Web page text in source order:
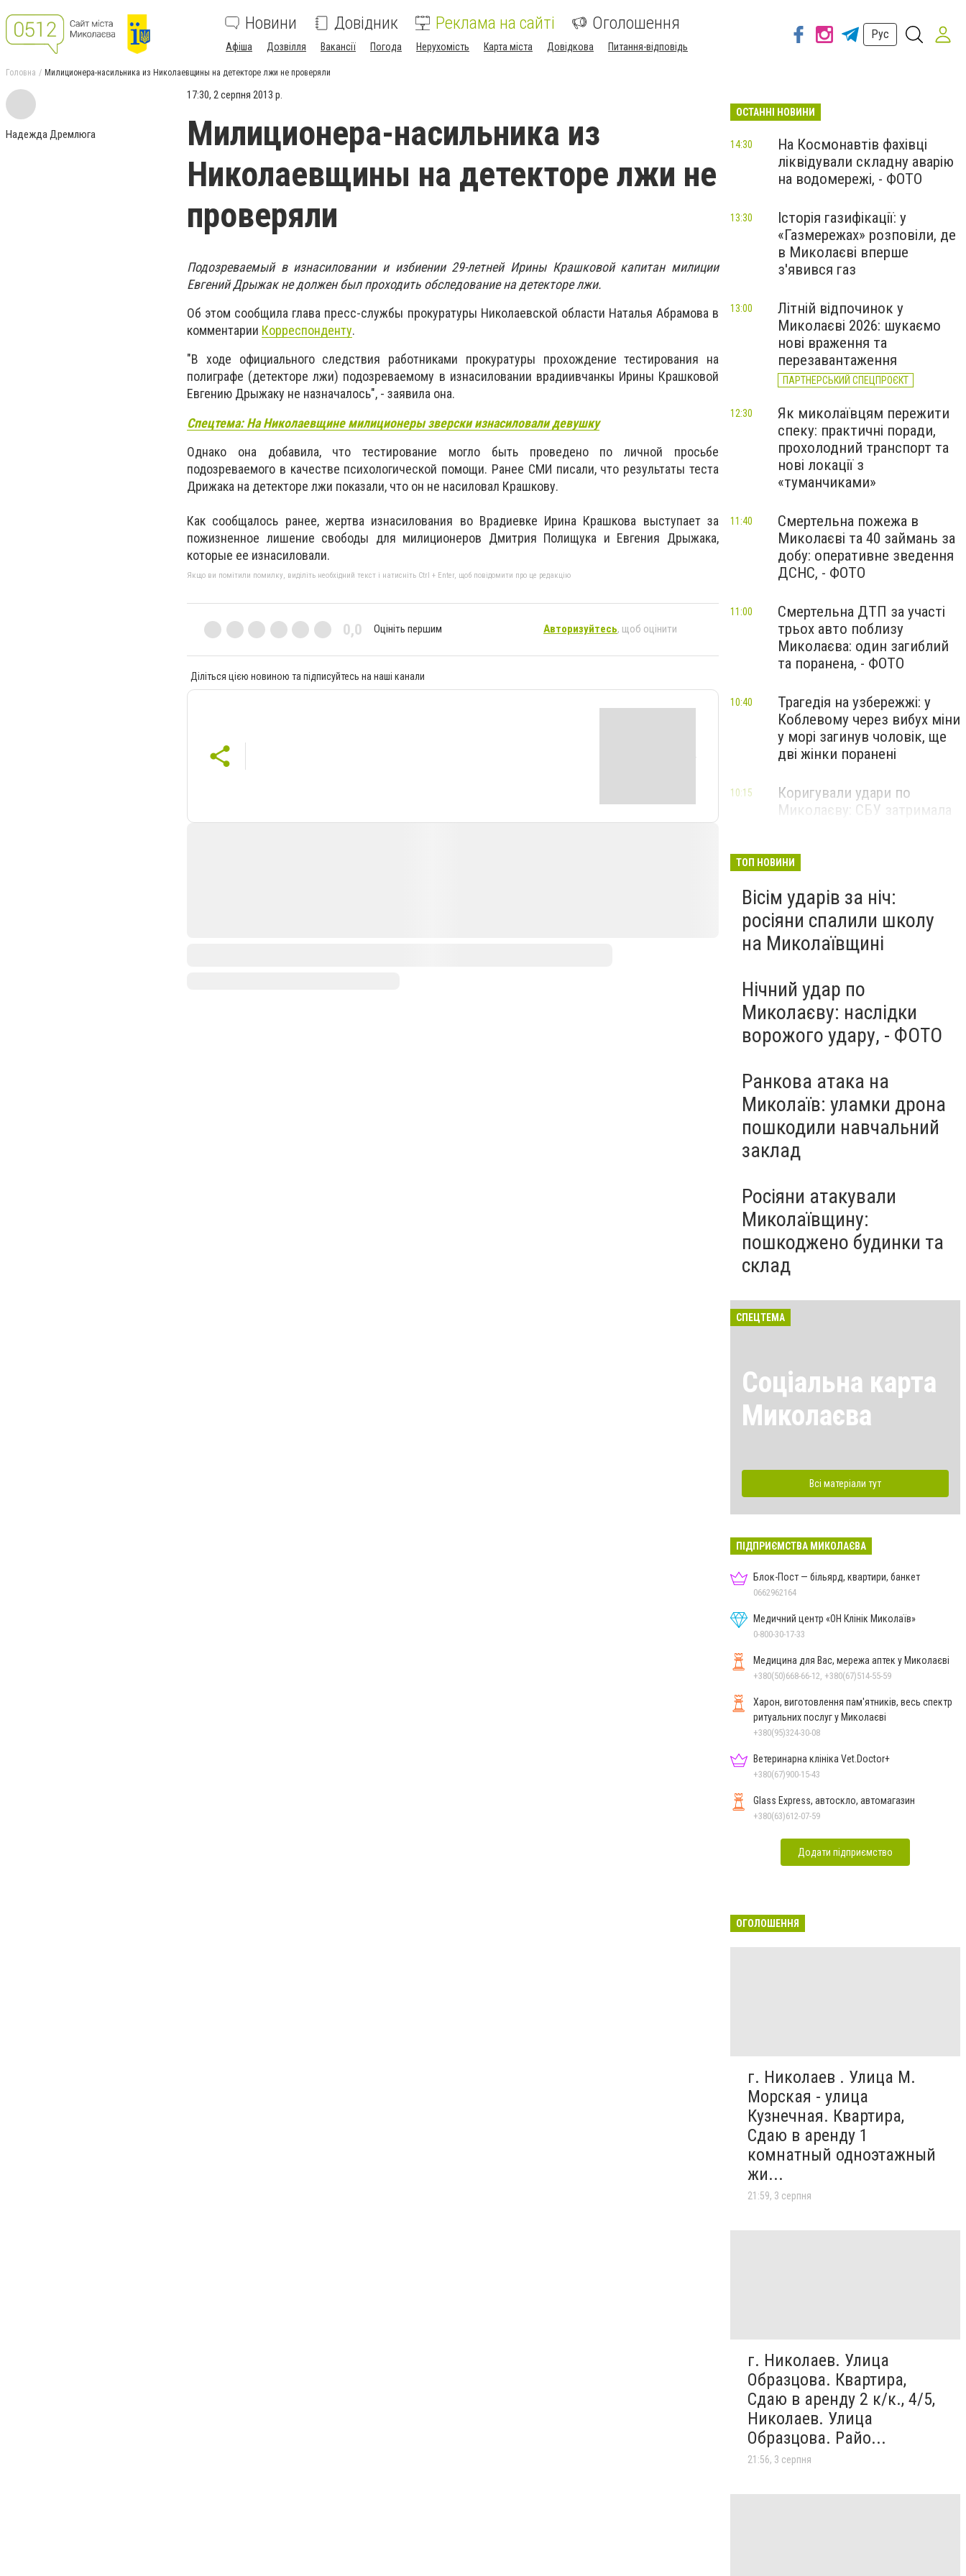
Новини Довідник Реклама на сайті Оголошення
Афіша Дозвілля Вакансії Погода Нерухомість Карта міста Довідкова Питання-відповідь
Рус
Головна Милиционера-насильника из Николаевщины на детекторе лжи не проверяли
Надежда Дремлюга
17:30, 2 серпня 2013 р.
Милиционера-насильника из
Николаевщины на детекторе лжи не
проверяли
Подозреваемый в изнасиловании и избиении 29-летней Ирины Крашковой капитан милиции
Евгений Дрыжак не должен был проходить обследование на детекторе лжи.
Об этом сообщила глава пресс-службы прокуратуры Николаевской области Наталья Абрамова в
комментарии Корреспонденту.
"В ходе официального следствия работниками прокуратуры прохождение тестирования на
полиграфе (детекторе лжи) подозреваемому в изнасиловании врадиивчанкы Ирины Крашковой
Евгению Дрыжаку не назначалось", - заявила она.
Спецтема: На Николаевщине милиционеры зверски изнасиловали девушку
Однако она добавила, что тестирование могло быть проведено по личной просьбе
подозреваемого в качестве психологической помощи. Ранее СМИ писали, что результаты теста
Дрижака на детекторе лжи показали, что он не насиловал Крашкову.
Как сообщалось ранее, жертва изнасилования во Врадиевке Ирина Крашкова выступает за
пожизненное лишение свободы для милиционеров Дмитрия Полищука и Евгения Дрыжака,
которые ее изнасиловали.
Якщо ви помітили помилку, виділіть необхідний текст і натисніть Ctrl + Enter, щоб повідомити про це редакцію
0,0 Оцініть першим Авторизуйтесь, щоб оцінити
Діліться цією новиною та підписуйтесь на наші канали
ОСТАННІ НОВИНИ
На Космонавтів фахівці
ліквідували складну аварію
на водомережі, - ФОТО
14:30
Історія газифікації: у
«Газмережах» розповіли, де
в Миколаєві вперше
з'явився газ
13:30
Літній відпочинок у
Миколаєві 2026: шукаємо
нові враження та
перезавантаження
ПАРТНЕРСЬКИЙ СПЕЦПРОЄКТ
13:00
Як миколаївцям пережити
спеку: практичні поради,
прохолодний транспорт та
нові локації з
«туманчиками»
12:30
Смертельна пожежа в
Миколаєві та 40 займань за
добу: оперативне зведення
ДСНС, - ФОТО
11:40
Смертельна ДТП за участі
трьох авто поблизу
Миколаєва: один загиблий
та поранена, - ФОТО
11:00
Трагедія на узбережжі: у
Коблевому через вибух міни
у морі загинув чоловік, ще
дві жінки поранені
10:40
Коригували удари по
Миколаєву: СБУ затримала
10:15
ТОП НОВИНИ
Вісім ударів за ніч:
росіяни спалили школу
на Миколаївщині
Нічний удар по
Миколаєву: наслідки
ворожого удару, - ФОТО
Ранкова атака на
Миколаїв: уламки дрона
пошкодили навчальний
заклад
Росіяни атакували
Миколаївщину:
пошкоджено будинки та
склад
СПЕЦТЕМА
Соціальна карта
Миколаєва
Всі матеріали тут
ПІДПРИЄМСТВА МИКОЛАЄВА
Блок-Пост — більярд, квартири, банкет
0662962164
Медичний центр «ОН Клінік Миколаїв»
0-800-30-17-33
Медицина для Вас, мережа аптек у Миколаєві
+380(50)668-66-12, +380(67)514-55-59
Харон, виготовлення пам'ятників, весь спектр
ритуальних послуг у Миколаєві
+380(95)324-30-08
Ветеринарна клініка Vet.Doctor+
+380(67)900-15-43
Glass Express, автоскло, автомагазин
+380(63)612-07-59
Додати підприємство
ОГОЛОШЕННЯ
г. Николаев . Улица М.
Морская - улица
Кузнечная. Квартира,
Сдаю в аренду 1
комнатный одноэтажный
жи...
21:59, 3 серпня
г. Николаев. Улица
Образцова. Квартира,
Сдаю в аренду 2 к/к., 4/5,
Николаев. Улица
Образцова. Райо...
21:56, 3 серпня